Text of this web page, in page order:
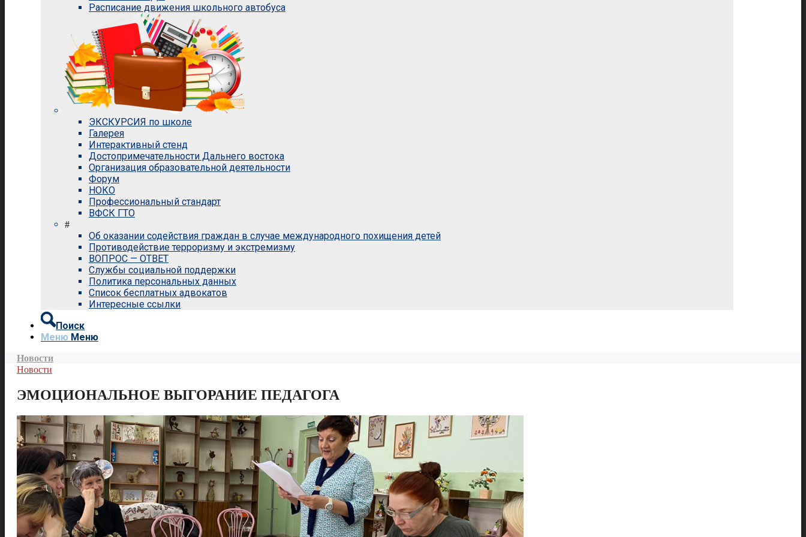
Расписание движения школьного автобуса
ЭКСКУРСИЯ по школе
Галерея
Интерактивный стенд
Достопримечательности Дальнего востока
Организация образовательной деятельности
Форум
НОКО
Профессиональный стандарт
ВФСК ГТО
#
Об оказании содействия граждан в случае международного похищения детей
Противодействие терроризму и экстремизму
ВОПРОС — ОТВЕТ
Службы социальной поддержки
Политика персональных данных
Список бесплатных адвокатов
Интересные ссылки
Поиск
Меню Меню
Новости
Новости
ЭМОЦИОНАЛЬНОЕ ВЫГОРАНИЕ ПЕДАГОГА